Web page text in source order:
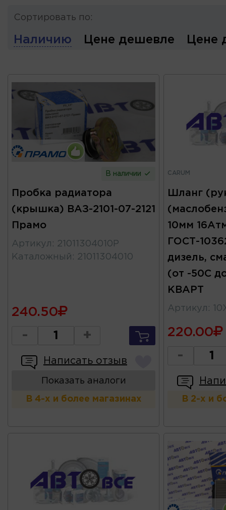
Сортировать по:
Наличию Цене дешевле Цене
В наличии
Пробка радиатора
(крышка) ВАЗ-2101-07-2121
Прамо
Артикул : 21011304010P
Каталожный : 21011304010
240.50
- +
Написать отзыв
Показать аналоги
В 4-х и более магазинах
CARUM
Шланг
10мм
ГОСТ-
дизель,
(от -50С
КВАРТ
Артикул :
220.00
-
В 2-х и